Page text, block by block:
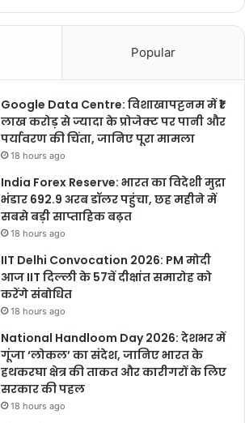
Popular
Google Data Centre: विशाखापट्टनम में ₹1
लाख करोड़ से ज्यादा के प्रोजेक्ट पर पानी और
पर्यावरण की चिंता, जानिए पूरा मामला
18 hours ago
India Forex Reserve: भारत का विदेशी मुद्रा
भंडार 692.9 अरब डॉलर पहुंचा, छह महीने में
सबसे बड़ी साप्ताहिक बढ़त
18 hours ago
IIT Delhi Convocation 2026: PM मोदी
आज IIT दिल्ली के 57वें दीक्षांत समारोह को
करेंगे संबोधित
18 hours ago
National Handloom Day 2026: देशभर में
गूंजा ‘लोकल’ का संदेश, जानिए भारत के
हथकरघा क्षेत्र की ताकत और कारीगरों के लिए
सरकार की पहल
18 hours ago